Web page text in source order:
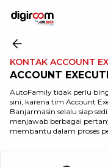
KONTAK ACCOUNT
ACCOUNT
AHMAD YANI
AutoFamily tidak perlu
sini, karena tim Account
Banjarmasin selalu siap
menjawab berbagai
membantu dalam proses